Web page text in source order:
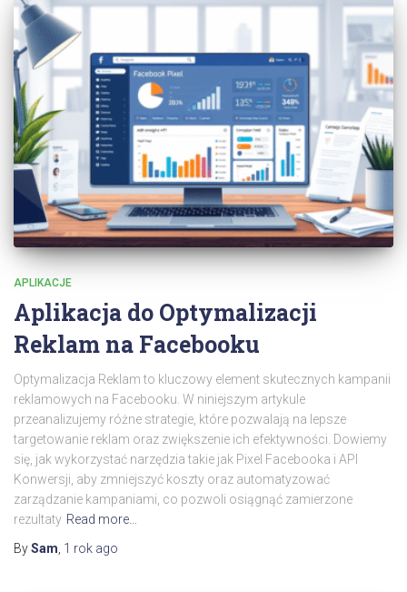
APLIKACJE
Aplikacja do Optymalizacji
Reklam na Facebooku
Optymalizacja Reklam to kluczowy element skutecznych kampanii
reklamowych na Facebooku. W niniejszym artykule
przeanalizujemy różne strategie, które pozwalają na lepsze
targetowanie reklam oraz zwiększenie ich efektywności. Dowiemy
się, jak wykorzystać narzędzia takie jak Pixel Facebooka i API
Konwersji, aby zmniejszyć koszty oraz automatyzować
zarządzanie kampaniami, co pozwoli osiągnąć zamierzone
rezultaty Read more…
BySam 1 rok ago